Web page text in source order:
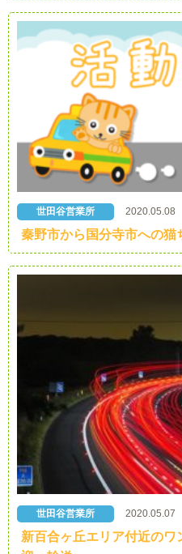
世田谷営業所 2020.05.08
秦野市から国分寺市への猫
世田谷営業所 2020.05.07
新百合ヶ丘エリア付近の